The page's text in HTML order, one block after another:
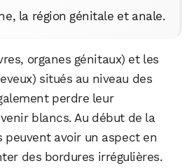
la région génitale et anale.
organes génitaux) et les
situés au niveau des
perdre leur
blancs. Au début de la
peuvent avoir un aspect en
des bordures irrégulières.